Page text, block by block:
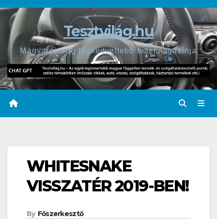
Skip
content
Tesztvilág.hu
Magyarország legkedveltebb tesztmagazinja
WHITESNAKE
VISSZATÉR 2019-BEN!
By Főszerkesztő